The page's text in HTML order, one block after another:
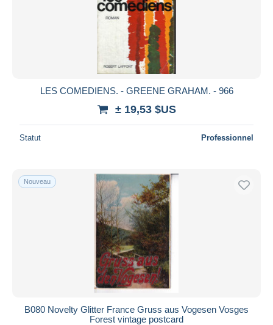
LES COMEDIENS. - GREENE GRAHAM. - 966
± 19,53 $US
Statut Professionnel
Nouveau
B080 Novelty Glitter France Gruss aus Vogesen Vosges
Forest vintage postcard